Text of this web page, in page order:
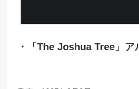
・「The Joshua Tree」ア